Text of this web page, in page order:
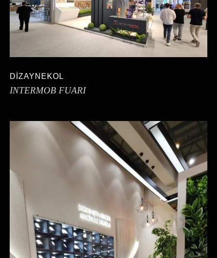
DİZAYNEKOL
INTERMOB FUARI